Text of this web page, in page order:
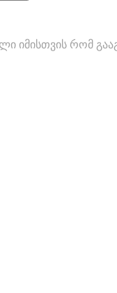
იმისთვის რომ